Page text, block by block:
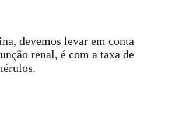
devemos levar em conta
renal, é com a taxa de